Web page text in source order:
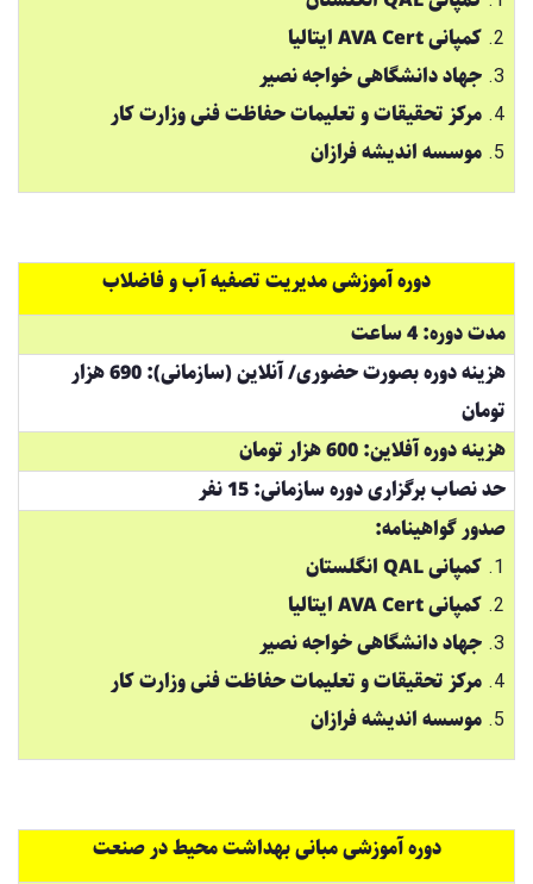
کمپانی AVA Cert ایتالیا
جهاد دانشگاهی خواجه نصیر
مرکز تحقیقات و تعلیمات حفاظت فنی وزارت کار
موسسه اندیشه فرازان
دوره آموزشی مدیریت تصفیه آب و فاضلاب
مدت دوره: 4 ساعت
هزینه دوره بصورت حضوری/ آنلاین (سازمانی): 690 هزار
تومان
هزینه دوره آفلاین: 600 هزار تومان
حد نصاب برگزاری دوره سازمانی: 15 نفر
صدور گواهینامه:
کمپانی QAL انگلستان
کمپانی AVA Cert ایتالیا
جهاد دانشگاهی خواجه نصیر
مرکز تحقیقات و تعلیمات حفاظت فنی وزارت کار
موسسه اندیشه فرازان
دوره آموزشی مبانی بهداشت محیط در صنعت